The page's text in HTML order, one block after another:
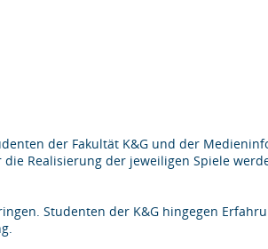
der Fakultät K&G und der
Realisierung der jeweiligen Spiele
Studenten der K&G hingegen